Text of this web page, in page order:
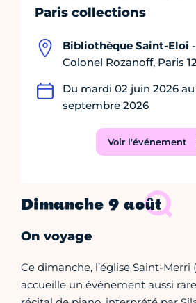
Paris collections
Bibliothèque Saint-Eloi
Colonel Rozanoff, Paris
Du mardi 02 juin 2026
septembre 2026
Voir l'événement
Dimanche 9 août
On voyage
Ce dimanche, l’église Saint-Merri
accueille un événement aussi